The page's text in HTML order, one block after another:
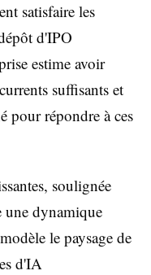
satisfaire les
d'IPO
estime avoir
suffisants et
pour répondre à ces
soulignée
dynamique
le paysage de
d'IA